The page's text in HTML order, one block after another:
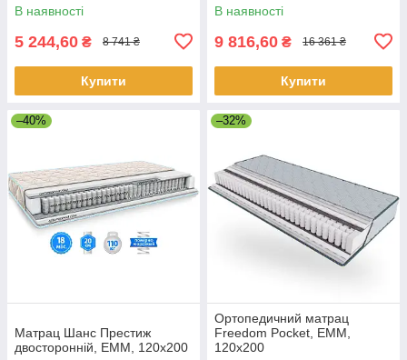
В наявності
5 244,60 ₴ 8 741 ₴
Купити
В наявності
9 816,60 ₴ 16 361 ₴
Купити
–40%
Матрац Шанс Престиж
двосторонній, EMM, 120х200
–32%
Ортопедичний матрац
Freedom Pocket, EMM,
120х200